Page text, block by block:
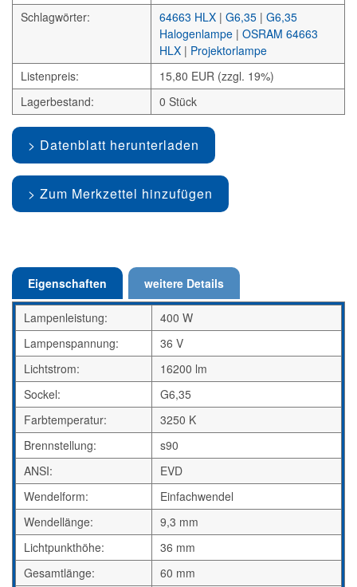
Schlagwörter: 64663 HLX | G6,35 | G6,35
Halogenlampe | OSRAM 64663
HLX | Projektorlampe
Listenpreis:
15,80 EUR (zzgl. 19%)
Lagerbestand:
0 Stück
Datenblatt herunterladen
Zum Merkzettel hinzufügen
Eigenschaften weitere Details
Lampenleistung:
400 W
Lampenspannung:
36 V
Lichtstrom:
16200 lm
Sockel:
G6,35
Farbtemperatur:
3250 K
Brennstellung:
s90
ANSI:
EVD
Wendelform:
Einfachwendel
Wendellänge:
9,3 mm
Lichtpunkthöhe:
36 mm
Gesamtlänge:
60 mm